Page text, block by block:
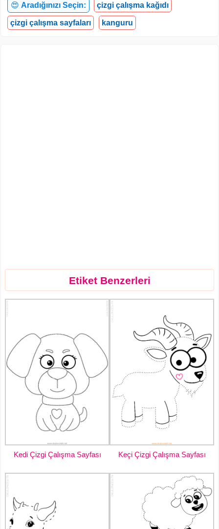
😍 Aradığınızı Seçin: çizgi çalışma kağıdı
çizgi çalışma sayfaları kanguru
Etiket Benzerleri
Kedi Çizgi Çalışma Sayfası Keçi Çizgi Çalışma Sayfası